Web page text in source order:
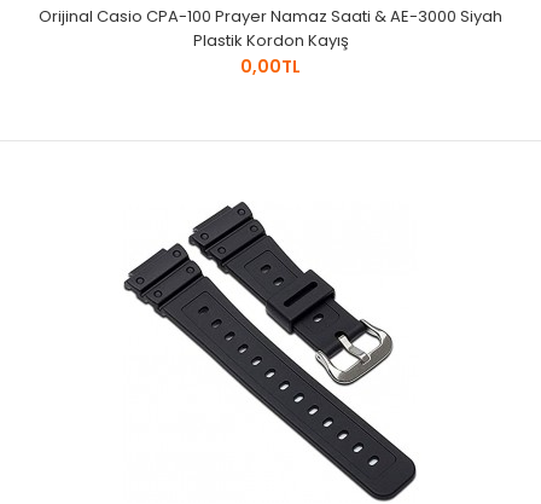
Orijinal Casio CPA-100 Prayer Namaz Saati & AE-3000 Siyah
Plastik Kordon Kayış
0,00TL